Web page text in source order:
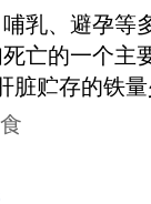
乳、避孕等
亡的一个主
脏贮存的铁